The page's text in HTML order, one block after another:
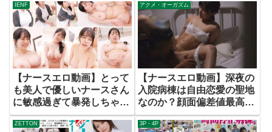
IENF
【ナースエロ動画】とって
も美人で優しいナースさん
に敏感過ぎて暴発しちゃう
早漏チ〇ポの改善をお願い
しました！めちゃくちゃか
アクメ・オーガズム
【ナースエロ動画】深夜の
入院病棟は自由恋愛の聖地
なのか？顔面偏差値最高レ
ベルの人妻看護師に患者が
告白したが撃沈。あきらめ
ZETTON 3P・4P